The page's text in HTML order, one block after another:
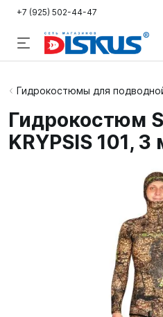
+7 (925) 502-44-47
Подводная
Дайвинг
Гидрокостюмы для
Гидрокостюм
KRYPSIS 101, 3